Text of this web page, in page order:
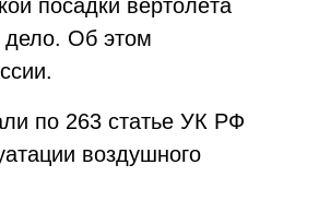
посадки вертолёта
дело. Об этом
по 263 статье УК РФ
воздушного